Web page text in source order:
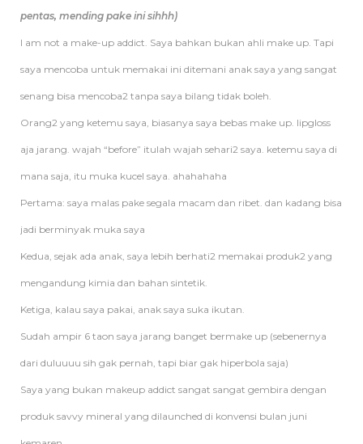
pentas, mending pake ini sihhh)
I am not a make-up addict. Saya bahkan bukan ahli make up. Tapi
saya mencoba untuk memakai ini ditemani anak saya yang sangat
senang bisa mencoba2 tanpa saya bilang tidak boleh.
Orang2 yang ketemu saya, biasanya saya bebas make up. lipgloss
aja jarang. wajah “before” itulah wajah sehari2 saya. ketemu saya di
mana saja, itu muka kucel saya. ahahahaha
Pertama: saya malas pake segala macam dan ribet. dan kadang bisa
jadi berminyak muka saya
Kedua, sejak ada anak, saya lebih berhati2 memakai produk2 yang
mengandung kimia dan bahan sintetik.
Ketiga, kalau saya pakai, anak saya suka ikutan.
Sudah ampir 6 taon saya jarang banget bermake up (sebenernya
dari duluuuu sih gak pernah, tapi biar gak hiperbola saja)
Saya yang bukan makeup addict sangat sangat gembira dengan
produk savvy mineral yang dilaunched di konvensi bulan juni